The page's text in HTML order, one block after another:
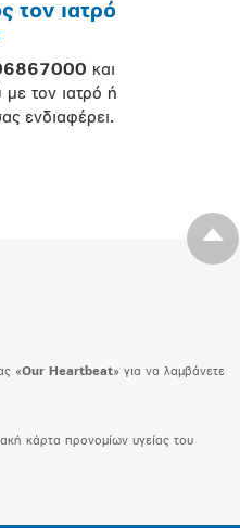
τον ιατρό
και
με τον ιατρό ή
ενδιαφέρει.
«Our Heartbeat» για να λαμβάνετε
κάρτα προνομίων υγείας του